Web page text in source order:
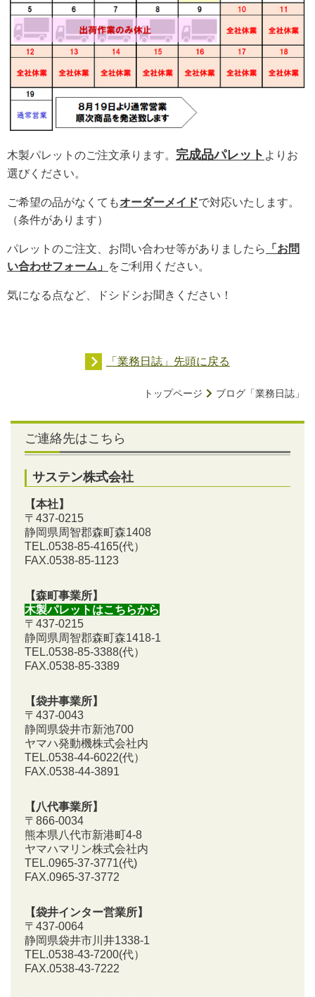
木製パレットのご注文承ります。 完成品パレット よりお
選びください。
ご希望の品がなくてもオーダーメイドで対応いたします。
（条件があります）
パレットのご注文、お問い合わせ等がありましたら
「お問
い合わせフォーム」
をご利用ください。
気になる点など、ドシドシお聞きください！
「業務日誌」先頭に戻る
トップページ ブログ「業務日誌」
ご連絡先はこちら
サステン株式会社
【本社】
〒437-0215
静岡県周智郡森町森1408
TEL.0538-85-4165(代）
FAX.0538-85-1123
【森町事業所】
木製パレットはこちらから
〒437-0215
静岡県周智郡森町森1418-1
TEL.0538-85-3388(代）
FAX.0538-85-3389
【袋井事業所】
〒437-0043
静岡県袋井市新池700
ヤマハ発動機株式会社内
TEL.0538-44-6022(代）
FAX.0538-44-3891
【八代事業所】
〒866-0034
熊本県八代市新港町4-8
ヤマハマリン株式会社内
TEL.0965-37-3771(代)
FAX.0965-37-3772
【袋井インター営業所】
〒437-0064
静岡県袋井市川井1338-1
TEL.0538-43-7200(代）
FAX.0538-43-7222